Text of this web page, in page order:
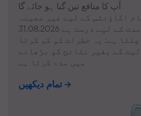
آپ کا منافع تین گنا ہو جائے گا
اکاؤنٹس کے لیے غیر معینہ
ہے: یہ خطرات کو کم کرتا
کے بغیر نتائج کو بڑھانے
میں مدد کرتا ہے
تمام دیکھیں